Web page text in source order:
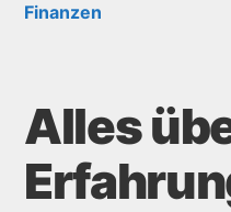
Finanzen
Alles